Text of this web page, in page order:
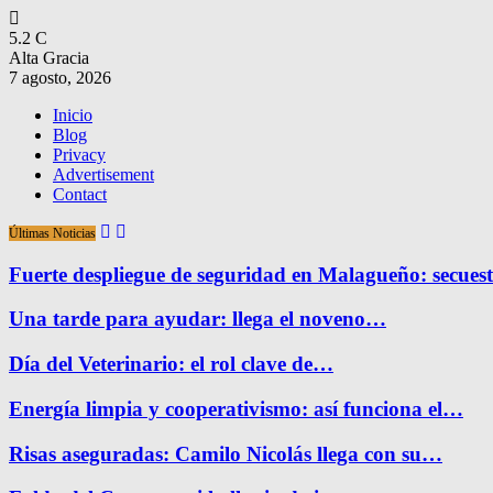
5.2 C
Alta Gracia
7 agosto, 2026
Inicio
Blog
Privacy
Advertisement
Contact
Últimas Noticias
Fuerte despliegue de seguridad en Malagueño:
Una tarde para ayudar: llega el noveno…
Día del Veterinario: el rol clave de…
Energía limpia y cooperativismo: así funciona el…
Risas aseguradas: Camilo Nicolás llega con su…